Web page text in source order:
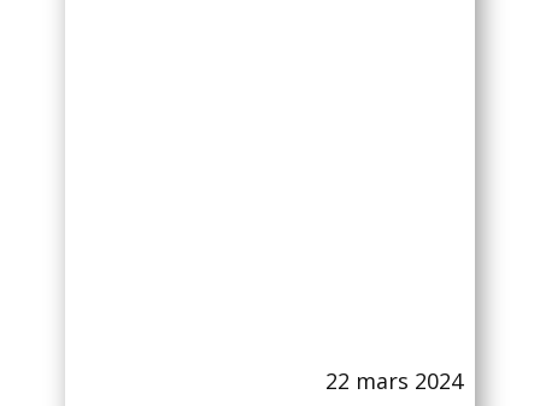
22 mars 2024